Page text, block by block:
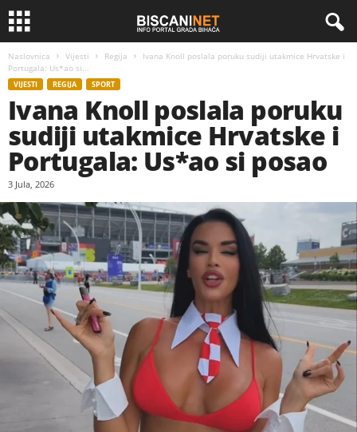
Naslovnica Vijesti Regija
Ivana Knoll poslala poruku sudiji utakmice Hrvatske i
Portugala: Us*ao si...
VIJESTI REGIJA SPORT
Ivana Knoll poslala poruku
sudiji utakmice Hrvatske i
Portugala: Us*ao si posao
3 Jula, 2026